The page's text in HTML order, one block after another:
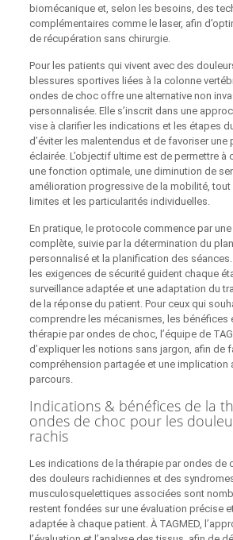
biomécanique et, selon les besoins, des
complémentaires comme le laser, afin
de récupération sans chirurgie.
Pour les patients qui vivent avec des
blessures sportives liées à la colonne
ondes de choc offre une alternative non
personnalisée. Elle s’inscrit dans une
vise à clarifier les indications et les étapes
d’éviter les malentendus et de favoriser
éclairée. L’objectif ultime est de permettre à
une fonction optimale, une diminution de
amélioration progressive de la mobilité, tout
limites et les particularités individuelles.
En pratique, le protocole commence par
complète, suivie par la détermination du
personnalisé et la planification des
les exigences de sécurité guident chaque
surveillance adaptée et une adaptation du
de la réponse du patient. Pour ceux qui
comprendre les mécanismes, les bénéfices
thérapie par ondes de choc, l’équipe de
d’expliquer les notions sans jargon, afin de
compréhension partagée et une implication
parcours.
Indications & bénéfices de la
ondes de choc pour les
rachis
Les indications de la thérapie par ondes de
des douleurs rachidiennes et des
musculosquelettiques associées sont
restent fondées sur une évaluation précise
adaptée à chaque patient. À TAGMED,